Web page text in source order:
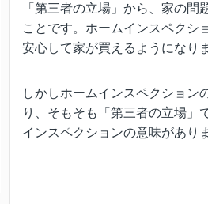
「第三者の立場」から、家の問
ことです。ホームインスペクシ
安心して家が買えるようになり
しかしホームインスペクション
り、そもそも「第三者の立場」
インスペクションの意味があり